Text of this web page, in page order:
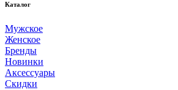
Каталог
Мужское
Женское
Бренды
Новинки
Аксессуары
Скидки